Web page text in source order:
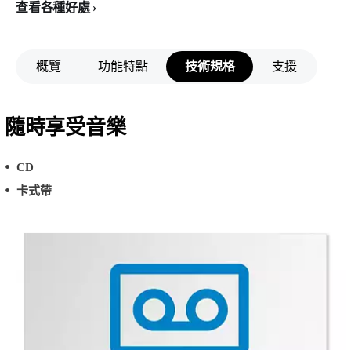
查看各種好處
概覽 功能特點 技術規格 支援
隨時享受音樂
CD
卡式帶